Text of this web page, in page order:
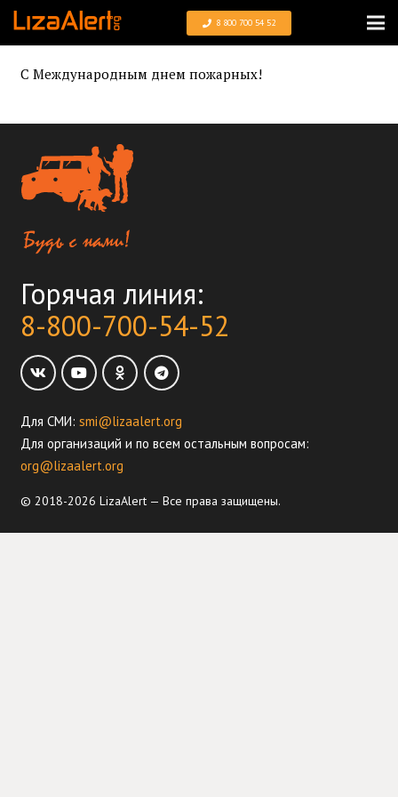
8 800 700 54 52
С Международным днем пожарных!
Горячая линия:
8-800-700-54-52
Для СМИ: smi@lizaalert.org
Для организаций и по всем остальным вопросам:
org@lizaalert.org
© 2018-2026 LizaAlert — Все права защищены.